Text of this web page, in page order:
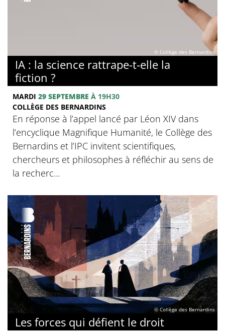
© Collège des Bernardins
IA : la science rattrape-t-elle la
fiction ?
MARDI 29 SEPTEMBRE À 19H30
COLLÈGE DES BERNARDINS
En réponse à l’appel lancé par Léon XIV dans
l’encyclique Magnifique Humanité, le Collège des
Bernardins et l’IPC invitent scientifiques,
chercheurs et philosophes à réfléchir au sens de
la recherc...
© Collège des Bernardins
Les forces qui défient le droit